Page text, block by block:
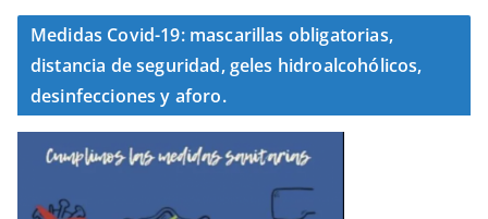
Medidas Covid-19: mascarillas obligatorias,
distancia de seguridad, geles hidroalcohólicos,
desinfecciones y aforo.